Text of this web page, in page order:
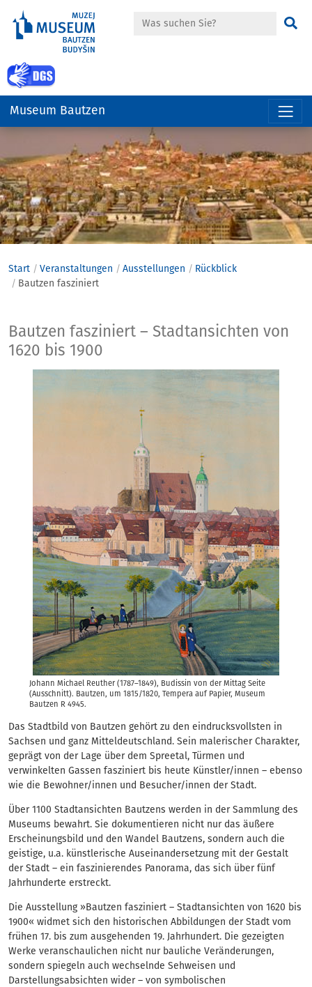
Hauptregion
Seite
anspringen
Suche
Museum Bautzen
Start Veranstaltungen Ausstellungen
Rückblick
Bautzen fasziniert
Bautzen fasziniert
Stadtansichten von 1620 bis
Bautzen fasziniert – Stadtansichten von
1620 bis 1900
Johann Michael Reuther (1787–1849), Budissin von der Mittag Seite
(Ausschnitt). Bautzen, um 1815/1820, Tempera auf Papier, Museum
Bautzen R 4945.
Das Stadtbild von Bautzen gehört zu den eindrucksvollsten in
Sachsen und ganz Mitteldeutschland. Sein malerischer Charakter,
geprägt von der Lage über dem Spreetal, Türmen und
verwinkelten Gassen fasziniert bis heute Künstler/innen – ebenso
wie die Bewohner/innen und Besucher/innen der Stadt.
Über 1100 Stadtansichten Bautzens werden in der Sammlung des
Museums bewahrt. Sie dokumentieren nicht nur das äußere
Erscheinungsbild und den Wandel Bautzens, sondern auch die
geistige, u.a. künstlerische Auseinandersetzung mit der Gestalt
der Stadt – ein faszinierendes Panorama, das sich über fünf
Jahrhunderte erstreckt.
Die Ausstellung »Bautzen fasziniert – Stadtansichten von 1620 bis
1900« widmet sich den historischen Abbildungen der Stadt vom
frühen 17. bis zum ausgehenden 19. Jahrhundert. Die gezeigten
Werke veranschaulichen nicht nur bauliche Veränderungen,
sondern spiegeln auch wechselnde Sehweisen und
Darstellungsabsichten wider – von symbolischen